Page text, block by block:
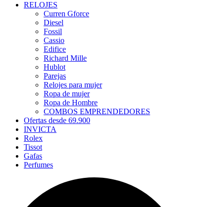
RELOJES
Curren Gforce
Diesel
Fossil
Cassio
Edifice
Richard Mille
Hublot
Parejas
Relojes para mujer
Ropa de mujer
Ropa de Hombre
COMBOS EMPRENDEDORES
Ofertas desde 69.900
INVICTA
Rolex
Tissot
Gafas
Perfumes